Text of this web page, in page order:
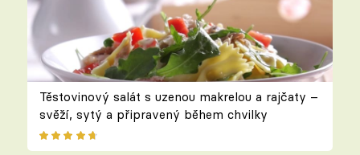
Těstovinový salát s uzenou makrelou a rajčaty –
svěží, sytý a připravený během chvilky